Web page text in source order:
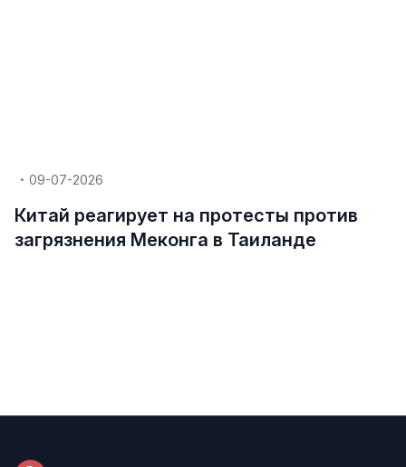
09-07-2026
Китай реагирует на протесты против
загрязнения Меконга в Таиланде